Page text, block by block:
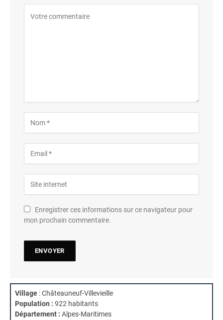
Enregistrer ces informations sur ce navigateur pour
mon prochain commentaire.
Village : Châteauneuf-Villevieille
Population : 922 habitants
Département : Alpes-Maritimes